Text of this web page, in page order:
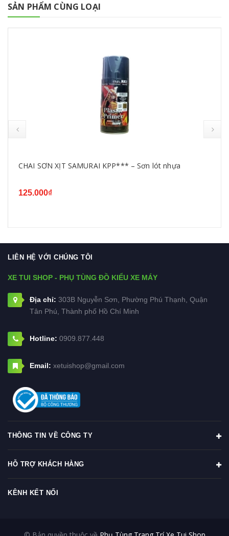
SẢN PHẨM CÙNG LOẠI
CHAI SƠN XỊT SAMURAI KPP*** – Sơn lót nhựa
125.000₫
LIÊN HỆ VỚI CHÚNG TÔI
XE TUI SHOP - PHỤ TÙNG ĐỒ KIỂU XE MÁY
Địa chỉ: 303B Nguyễn Sơn, Phường Phú Thạnh, Quận
Tân Phú, Thành phố Hồ Chí Minh
Hotline: 0909.877.448
Email: xetuishop@gmail.com
THÔNG TIN VỀ CÔNG TY
HỖ TRỢ KHÁCH HÀNG
KÊNH KẾT NỐI